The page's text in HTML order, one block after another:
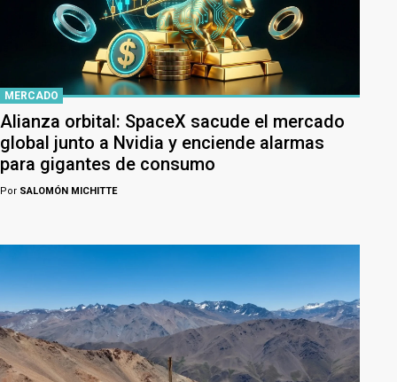
MERCADO
Alianza orbital: SpaceX sacude el mercado
global junto a Nvidia y enciende alarmas
para gigantes de consumo
Por SALOMÓN MICHITTE